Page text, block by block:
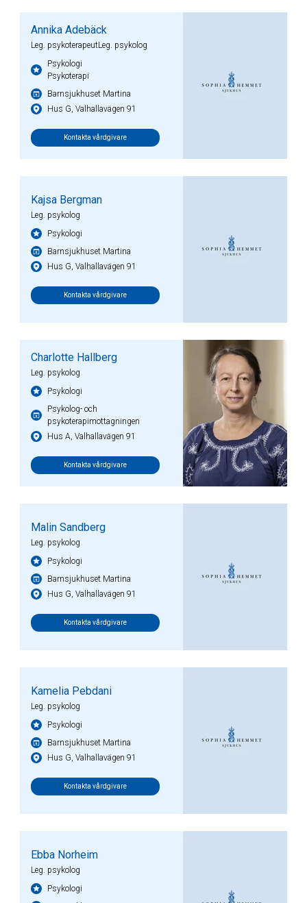
Annika Adebäck
Leg. psykoterapeutLeg. psykolog
Psykologi
Psykoterapi
Barnsjukhuset Martina
Hus G, Valhallavägen 91
Kontakta vårdgivare
Kajsa Bergman
Leg. psykolog
Psykologi
Barnsjukhuset Martina
Hus G, Valhallavägen 91
Kontakta vårdgivare
Charlotte Hallberg
Leg. psykolog
Psykologi
Psykolog- och
psykoterapimottagningen
Hus A, Valhallavägen 91
Kontakta vårdgivare
Malin Sandberg
Leg. psykolog
Psykologi
Barnsjukhuset Martina
Hus G, Valhallavägen 91
Kontakta vårdgivare
Kamelia Pebdani
Leg. psykolog
Psykologi
Barnsjukhuset Martina
Hus G, Valhallavägen 91
Kontakta vårdgivare
Ebba Norheim
Leg. psykolog
Psykologi